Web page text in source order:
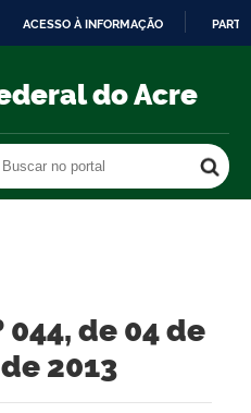
O
ACESSO À INFORMAÇÃO
do Acre
Buscar no portal
044, de 04 de
2013